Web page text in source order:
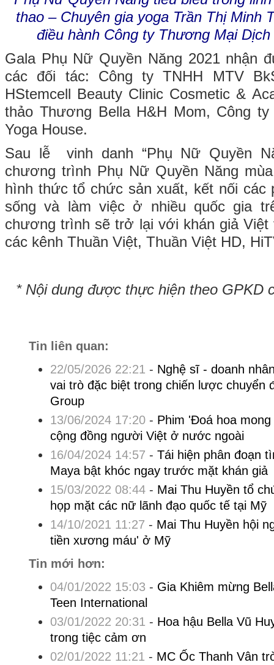
thao – Chuyên gia yoga Trần Thị Minh
điều hành Công ty Thương Mại
Gala Phụ Nữ Quyền Năng 2021 nhận
các đối tác: Công ty TNHH MTV
HStemcell Beauty Clinic Cosmetic &
thảo Thương Bella H&H Mom, Công
Yoga House.
Sau lễ vinh danh “Phụ Nữ Quyền
chương trình Phụ Nữ Quyền Năng
hình thức tổ chức sản xuất, kết nối các
sống và làm việc ở nhiều quốc gia
chương trình sẽ trở lại với khán giả Việt
các kênh Thuần Việt, Thuần Việt HD,
* Nội dung được thực hiện theo GPKD
Tin liên quan:
22/05/2026 22:21 - Nghệ sĩ - doanh
vai trò đặc biệt trong chiến lược chuyển
Group
13/06/2024 17:20- Phim 'Đoá hoa
cộng đồng người Việt ở nước ngoài
16/04/2024 14:57 - Tái hiện phân đoạn
Maya bật khóc ngay trước mặt khán giả
15/03/2022 08:44- Mai Thu Huyền tổ
họp mặt các nữ lãnh đạo quốc tế tại Mỹ
14/10/2021 11:27 - Mai Thu Huyền hội
tiền xương máu' ở Mỹ
Tin mới hơn:
04/01/2022 15:03 - Gia Khiêm mừng
Teen International
03/01/2022 20:31 - Hoa hậu Bella Vũ
trong tiệc cảm ơn
02/01/2022 11:21 - MC Ốc Thanh Vân